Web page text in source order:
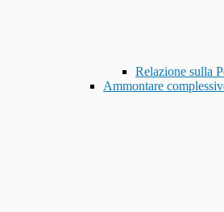
Relazione sulla
Ammontare